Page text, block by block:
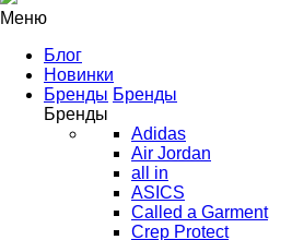
Меню
Блог
Новинки
Бренды Бренды
Бренды
Adidas
Air Jordan
all in
ASICS
Called a Garment
Crep Protect